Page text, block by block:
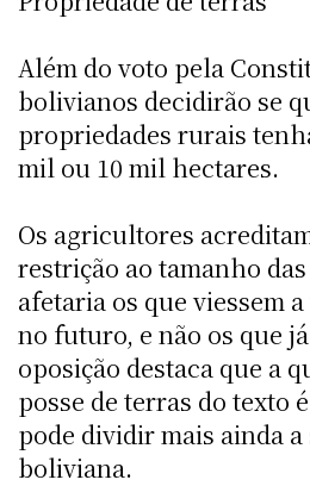
Além do voto pela
bolivianos decidirão se
propriedades rurais
mil ou 10 mil hectares.
Os agricultores
restrição ao tamanho
afetaria os que viessem
no futuro, e não os que
oposição destaca que a
posse de terras do texto
pode dividir mais ainda a
boliviana.